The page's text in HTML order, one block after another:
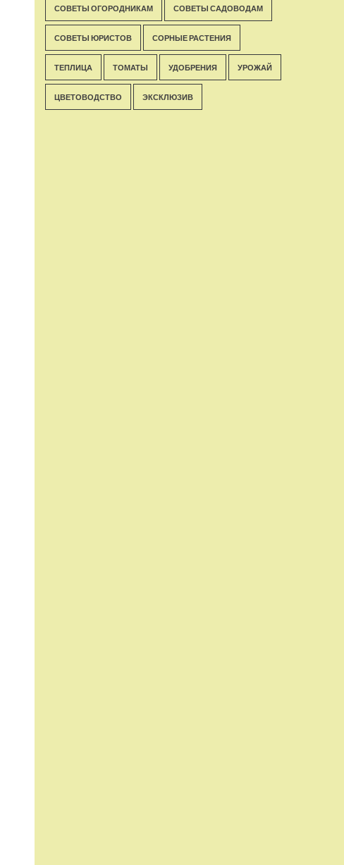
СОВЕТЫ ОГОРОДНИКАМ СОВЕТЫ САДОВОДАМ
СОВЕТЫ ЮРИСТОВ СОРНЫЕ РАСТЕНИЯ
ТЕПЛИЦА ТОМАТЫ УДОБРЕНИЯ УРОЖАЙ
ЦВЕТОВОДСТВО ЭКСКЛЮЗИВ